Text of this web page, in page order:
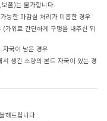
풀)는 불가합니다.
능한 마감실 처리가 미흡한 경우
가위로 간단하게 구멍을 내주신 뒤
자국이 남은 경우
생긴 소량의 본드 자국이 있는 경
해드립니다